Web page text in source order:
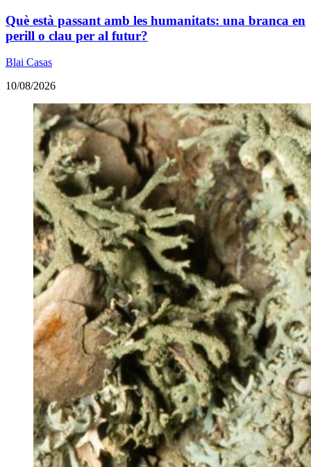
Què està passant amb les humanitats: una branca en
perill o clau per al futur?
Blai Casas
10/08/2026